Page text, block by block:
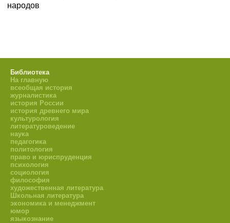
народов
Библиотека
На главную
всеобщая история
журналистика
история России
история древнего мира
культурология
литературоведение
наука
педагогика
политология
право и юриспруденция
психология
социология
философия
художественная литература
Школьная литература
экономика и менеджмент
юмор
языкознание